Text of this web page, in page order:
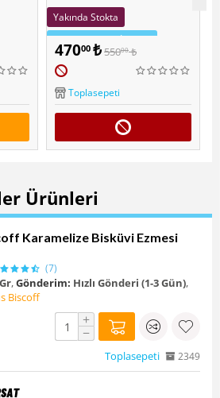
Yakında Stokta
Sepette Ekstra İndirim
Muscle Cheff Kakaolu
Fındık Ezmesi 2'li paket
47000 ₺55000 ₺
Toplasepeti
Ürünleri
Karamelize Bisküvi Ezmesi
(7)
,Gönderim: Hızlı Gönderi (1-3 Gün),
Biscoff
+
−
Toplasepeti 2349